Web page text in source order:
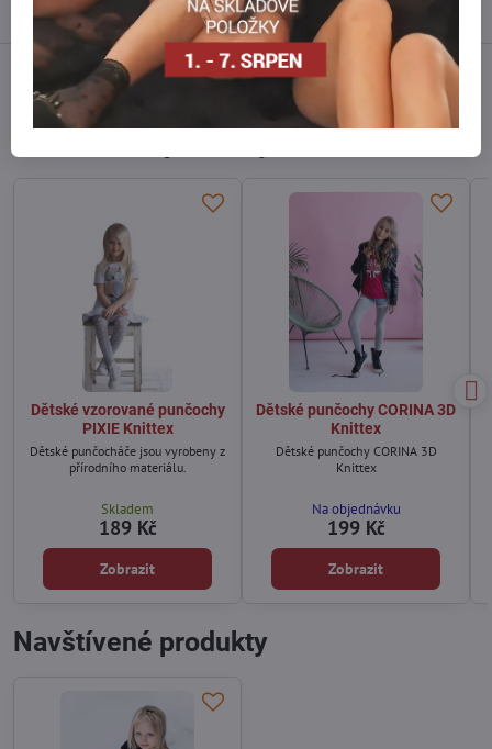
Diskuse
FacebookTwitter WhatsApp
Dětské vzorované punčochy
PIXIE Knittex
Dětské punčocháče jsou vyrobeny z
přírodního materiálu.
Skladem
189 Kč
Zobrazit
Dětské punčochy CORINA 3D
Knittex
Dětské punčochy CORINA 3D
Knittex
Na objednávku
199 Kč
Zobrazit
Navštívené produkty